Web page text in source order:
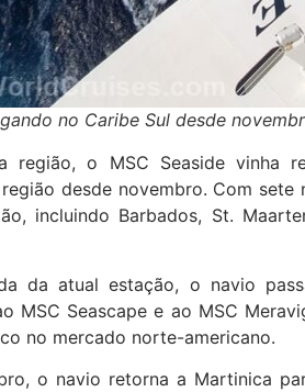
no Caribe Sul desde
região, o MSC Seaside vinha
desde novembro. Com
incluindo Barbados, St.
da atual estação, o navio
MSC Seascape e ao MSC
no mercado norte-americano.
o navio retorna a Martinica